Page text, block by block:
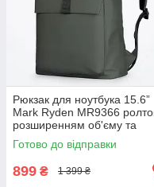
Рюкзак для ноутбука 15.6”
Mark Ryden MR9366
розширенням об'єму та
захистом від вологи
(Зелений)
Готово до відправки
899 ₴ 1 399 ₴